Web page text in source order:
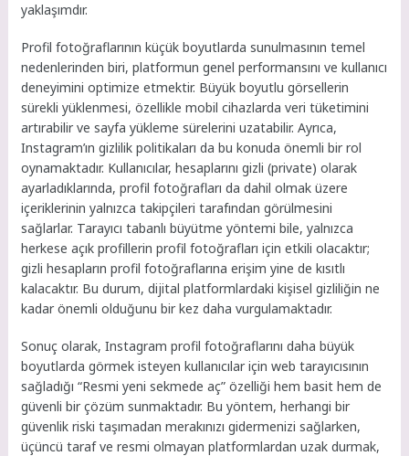
yaklaşımdır.
Profil fotoğraflarının küçük boyutlarda sunulmasının temel
nedenlerinden biri, platformun genel performansını ve kullanıcı
deneyimini optimize etmektir. Büyük boyutlu görsellerin
sürekli yüklenmesi, özellikle mobil cihazlarda veri tüketimini
artırabilir ve sayfa yükleme sürelerini uzatabilir. Ayrıca,
Instagram’ın gizlilik politikaları da bu konuda önemli bir rol
oynamaktadır. Kullanıcılar, hesaplarını gizli (private) olarak
ayarladıklarında, profil fotoğrafları da dahil olmak üzere
içeriklerinin yalnızca takipçileri tarafından görülmesini
sağlarlar. Tarayıcı tabanlı büyütme yöntemi bile, yalnızca
herkese açık profillerin profil fotoğrafları için etkili olacaktır;
gizli hesapların profil fotoğraflarına erişim yine de kısıtlı
kalacaktır. Bu durum, dijital platformlardaki kişisel gizliliğin ne
kadar önemli olduğunu bir kez daha vurgulamaktadır.
Sonuç olarak, Instagram profil fotoğraflarını daha büyük
boyutlarda görmek isteyen kullanıcılar için web tarayıcısının
sağladığı “Resmi yeni sekmede aç” özelliği hem basit hem de
güvenli bir çözüm sunmaktadır. Bu yöntem, herhangi bir
güvenlik riski taşımadan merakınızı gidermenizi sağlarken,
üçüncü taraf ve resmi olmayan platformlardan uzak durmak,